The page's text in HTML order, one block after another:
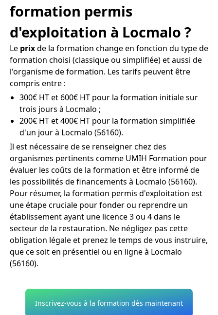
formation permis
d'exploitation à Locmalo ?
Le prixde la formation change en fonction du type de
formation choisi (classique ou simplifiée) et aussi de
l'organisme de formation. Les tarifs peuvent être
compris entre :
300€ HT et 600€ HT pour la formation initiale sur
trois jours à Locmalo ;
200€ HT et 400€ HT pour la formation simplifiée
d'un jour à Locmalo (56160).
Il est nécessaire de se renseigner chez des
organismes pertinents comme UMIH Formation pour
évaluer les coûts de la formation et être informé de
les possibilités de financements à Locmalo (56160).
Pour résumer, la formation permis d'exploitation est
une étape cruciale pour fonder ou reprendre un
établissement ayant une licence 3 ou 4 dans le
secteur de la restauration. Ne négligez pas cette
obligation légale et prenez le temps de vous instruire,
que ce soit en présentiel ou en ligne à Locmalo
(56160).
Inscrivez-vous à la formation dès maintenant